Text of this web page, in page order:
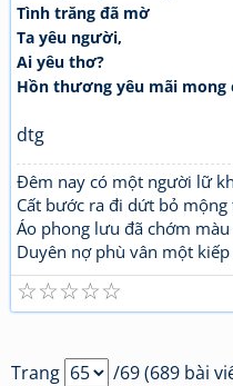
Tình trăng đã mờ
Ta yêu người,
Ai yêu thơ?
Hồn thương yêu mãi
dtg
Đêm nay có một người lữ
Cất bước ra đi dứt bỏ mộng
Áo phong lưu đã chớm
Duyên nợ phù vân một kiếp
☆
☆
☆
☆
☆
Trang /69 (689 bài